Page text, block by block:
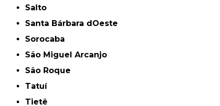
Salto
Santa Bárbara dOeste
Sorocaba
São Miguel Arcanjo
São Roque
Tatuí
Tietê